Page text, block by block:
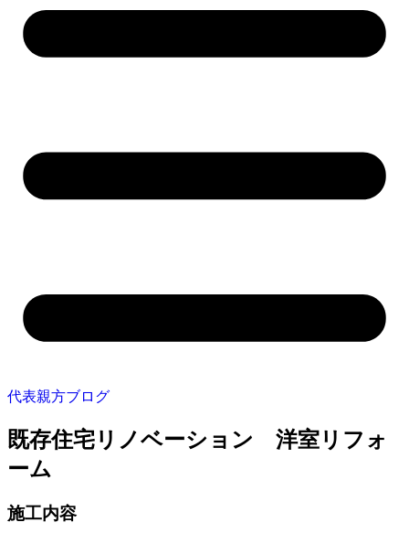
代表親方ブログ
既存住宅リノベーション 洋室リフォ
ーム
施工内容